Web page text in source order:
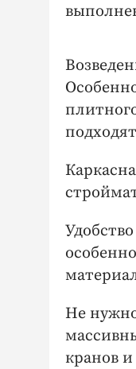
Не
кранов